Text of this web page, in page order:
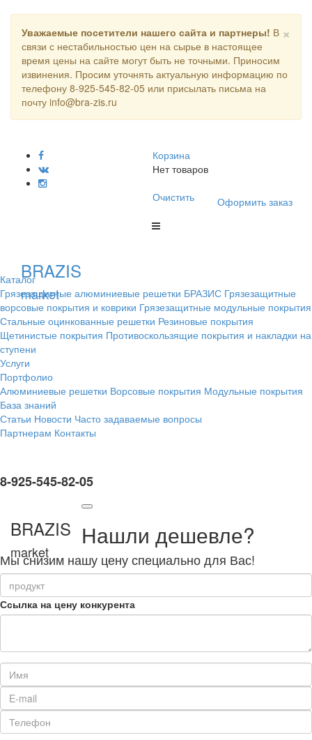
×
Уважаемые посетители нашего сайта и партнеры! В
связи с нестабильностью цен на сырье в настоящее
время цены на сайте могут быть не точными. Приносим
извинения. Просим уточнять актуальную информацию по
телефону 8-925-545-82-05 или присылать письма на
почту info@bra-zis.ru
Корзина
Нет товаров
Очистить
Оформить заказ
BRAZIS
market
Каталог
Грязезащитные алюминиевые решетки БРАЗИС Грязезащитные
ворсовые покрытия и коврики Грязезащитные модульные покрытия
Стальные оцинкованные решетки Резиновые покрытия
Щетинистые покрытия Противоскользящие покрытия и накладки на
ступени
Услуги
Портфолио
Алюминиевые решетки Ворсовые покрытия Модульные покрытия
База знаний
Статьи Новости Часто задаваемые вопросы
Партнерам Контакты
8-925-545-82-05
BRAZIS
market
Нашли дешевле?
Мы снизим нашу цену специально для Вас!
Ссылка на цену конкурента